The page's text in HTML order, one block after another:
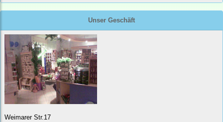
Unser Geschäft
Weimarer Str.17